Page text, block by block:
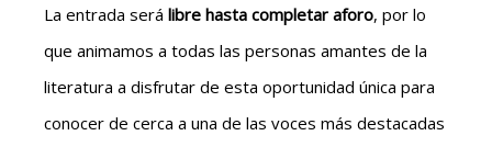
La entrada será libre hasta completar aforo, por lo
que animamos a todas las personas amantes de la
literatura a disfrutar de esta oportunidad única para
conocer de cerca a una de las voces más destacadas